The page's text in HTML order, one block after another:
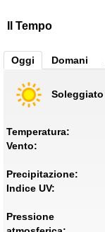
Il Tempo
Oggi Domani
Soleggiato
Temperatura:
Vento:
Precipitazione:
Indice UV:
Pressione